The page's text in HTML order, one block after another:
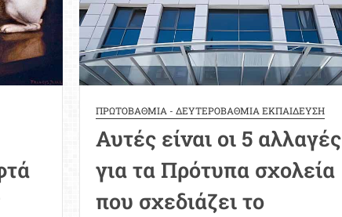
ΠΡΩΤΟΒΑΘΜΙΑ - ΔΕΥΤΕΡΟΒΑΘΜΙΑ ΕΚΠΑΙΔΕΥΣΗ
Αυτές είναι οι 5 αλλαγές
για τα Πρότυπα σχολεία
που σχεδιάζει το